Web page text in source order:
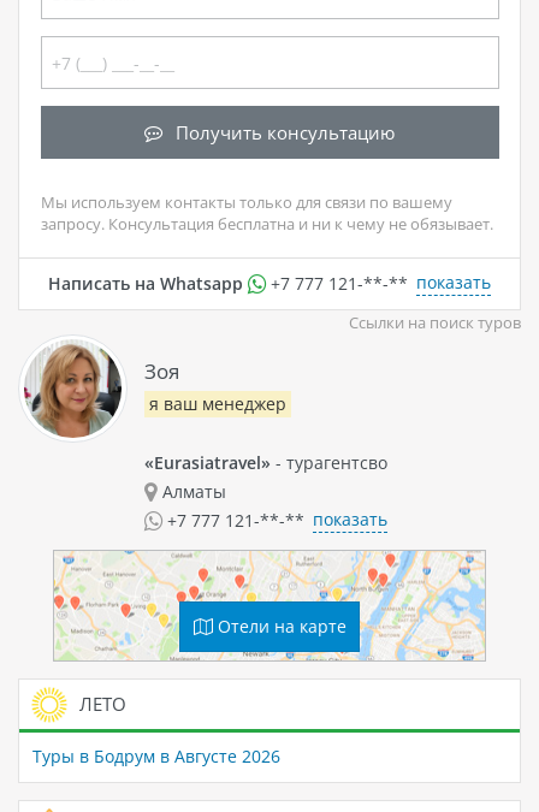
Получить консультацию
Мы используем контакты только для связи по вашему
запросу. Консультация бесплатна и ни к чему не обязывает.
Написать на Whatsapp +7 777 121-**-** показать
Ссылки на поиск туров
Зоя
я ваш менеджер
«Eurasiatravel» - турагентсво
Алматы
+7 777 121-**-** показать
Отели на карте
ЛЕТО
Туры в Бодрум в Августе 2026